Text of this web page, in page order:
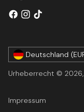
Währung
Urheberrecht © 2026,
Impressum